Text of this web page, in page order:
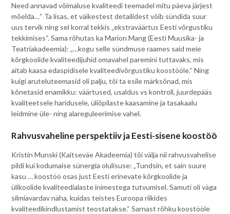
Need annavad võimaluse kvaliteedi teemadel mitu päeva järjest
mõelda…“ Ta lisas, et väikestest detailidest võib sündida suur
uus tervik ning sel korral tekkis „ekstraväärtus Eesti võrgustiku
tekkimises“. Sama rõhutas ka Marion Mang (Eesti Muusika- ja
Teatriakadeemia): „…kogu selle sündmuse raames said meie
kõrgkoolide kvaliteedijuhid omavahel paremini tuttavaks, mis
aitab kaasa edaspidisele kvaliteedivõrgustiku koostööle.“ Ning
kuigi aruteluteemasid oli palju, tõi ta esile märksõnad, mis
kõnetasid enamikku: väärtused, usaldus vs kontroll, juurdepääs
kvaliteetsele haridusele, üliõpilaste kaasamine ja tasakaalu
leidmine üle- ning alareguleerimise vahel.
Rahvusvaheline perspektiiv ja Eesti-sisene koostöö
Kristin Munski (Kaitseväe Akadeemia) tõi välja nii rahvusvahelise
pildi kui kodumaise sünergia olulisuse: „Tundsin, et sain suure
kasu … koostöö osas just Eesti erinevate kõrgkoolide ja
ülikoolide kvaliteedialaste inimestega tutvumisel. Samuti oli väga
silmiavardav näha, kuidas teistes Euroopa riikides
kvaliteedikindlustamist teostatakse.“ Sarnast rõhku koostööle